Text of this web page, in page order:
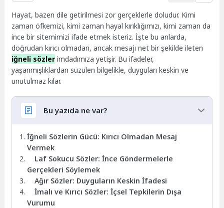
Hayat, bazen dile getirilmesi zor gerçeklerle doludur. Kimi
zaman öfkemizi, kimi zaman hayal kırıklığımızı, kimi zaman da
ince bir sitemimizi ifade etmek isteriz. İşte bu anlarda,
doğrudan kırıcı olmadan, ancak mesajı net bir şekilde ileten
iğneli sözler imdadımıza yetişir. Bu ifadeler,
yaşanmışlıklardan süzülen bilgelikle, duyguları keskin ve
unutulmaz kılar.
Bu yazıda ne var?
İğneli Sözlerin Gücü: Kırıcı Olmadan Mesaj
Vermek
Laf Sokucu Sözler: İnce Göndermelerle
Gerçekleri Söylemek
Ağır Sözler: Duyguların Keskin İfadesi
İmalı ve Kırıcı Sözler: İçsel Tepkilerin Dışa
Vurumu